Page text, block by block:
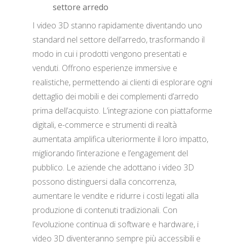
settore arredo
I video 3D stanno rapidamente diventando uno
standard nel settore dell’arredo, trasformando il
modo in cui i prodotti vengono presentati e
venduti. Offrono esperienze immersive e
realistiche, permettendo ai clienti di esplorare ogni
dettaglio dei mobili e dei complementi d’arredo
prima dell’acquisto. L’integrazione con piattaforme
digitali, e-commerce e strumenti di realtà
aumentata amplifica ulteriormente il loro impatto,
migliorando l’interazione e l’engagement del
pubblico. Le aziende che adottano i video 3D
possono distinguersi dalla concorrenza,
aumentare le vendite e ridurre i costi legati alla
produzione di contenuti tradizionali. Con
l’evoluzione continua di software e hardware, i
video 3D diventeranno sempre più accessibili e